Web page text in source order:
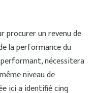
procurer un revenu de
la performance du
nécessitera
niveau de
ici a identifié cinq